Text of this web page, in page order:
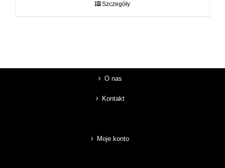
Szczegóły
O nas
Kontakt
Moje konto